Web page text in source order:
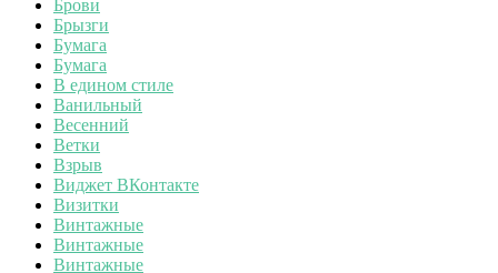
Брови
Брызги
Бумага
Бумага
В едином стиле
Ванильный
Весенний
Ветки
Взрыв
Виджет ВКонтакте
Визитки
Винтажные
Винтажные
Винтажные